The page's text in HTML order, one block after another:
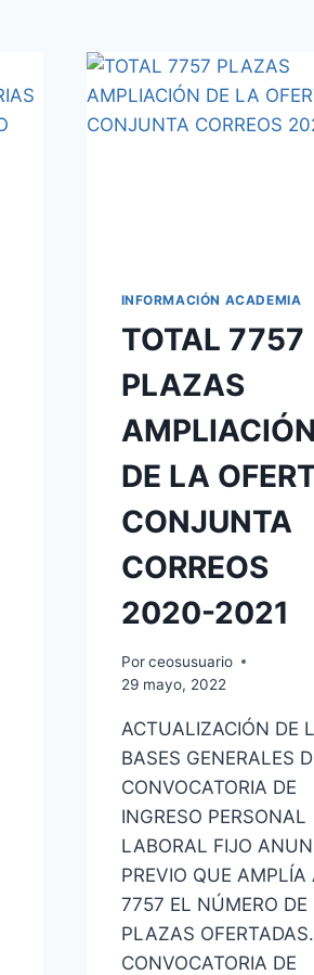
INFORMACIÓN ACADEMIA
TOTAL 7757
PLAZAS
AMPLIACIÓN
DE LA
CONJUNTA
CORREOS
2020-2021
Por ceosusuario
29 mayo, 2022
ACTUALIZACIÓN DE
BASES GENERALES
CONVOCATORIA DE
INGRESO PERSONAL
LABORAL FIJO
PREVIO QUE AMPLÍA
7757 EL NÚMERO DE
PLAZAS
CONVOCATORIA DE